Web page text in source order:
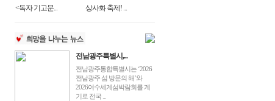
<독자 기고문... 상사화 축제! ...
전남광주특별시,...
전남광주통합특별시는 ‘2026
전남광주 섬 방문의 해’와
2026여수세계섬박람회를 계
기로 전국 ...